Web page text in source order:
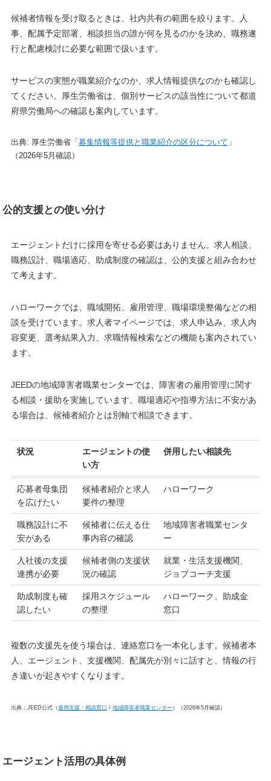
候補者情報を受け取るときは、社内共有の範囲を絞ります。人
事、配属予定部署、相談担当の誰が何を見るのかを決め、職務遂
行と配慮検討に必要な範囲で扱います。
サービスの実態が職業紹介なのか、求人情報提供なのかも確認し
てください。厚生労働省は、個別サービスの該当性について都道
府県労働局への確認も案内しています。
出典: 厚生労働省「 募集情報等提供と職業紹介の区分について 」
（2026年5月確認）
公的支援との使い分け
エージェントだけに採用を寄せる必要はありません。求人相談、
職務設計、職場適応、助成制度の確認は、公的支援と組み合わせ
て考えます。
ハローワークでは、職域開拓、雇用管理、職場環境整備などの相
談を受けています。求人者マイページでは、求人申込み、求人内
容変更、選考結果入力、求職情報検索などの機能も案内されてい
ます。
JEEDの地域障害者職業センターでは、障害者の雇用管理に関す
る相談・援助を実施しています。職場適応や指導方法に不安があ
る場合は、候補者紹介とは別軸で相談できます。
状況
エージェントの使
い方
併用したい相談先
応募者母集団
を広げたい
候補者紹介と求人
要件の整理
ハローワーク
職務設計に不
安がある
候補者に伝える仕
事内容の確認
地域障害者職業センタ
ー
入社後の支援
連携が必要
候補者側の支援状
況の確認
就業・生活支援機関、
ジョブコーチ支援
助成制度も確
認したい
採用スケジュール
の整理
ハローワーク、助成金
窓口
複数の支援先を使う場合は、連絡窓口を一本化します。候補者本
人、エージェント、支援機関、配属先が別々に話すと、情報の行
き違いが起きやすくなります。
出典：JEED公式（雇用支援・相談窓口 / 地域障害者職業センター）（2026年5月確認）
エージェント活用の具体例